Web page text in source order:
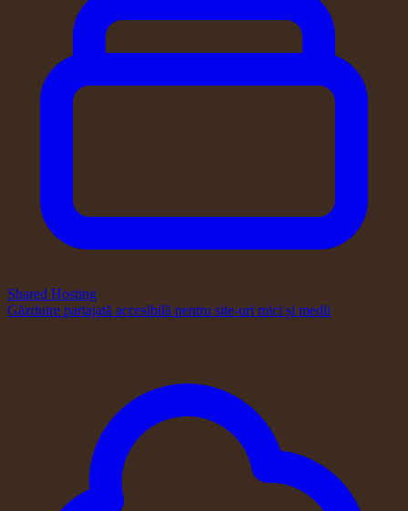
Shared Hosting
Găzduire partajată accesibilă pentru site-uri mici și medii